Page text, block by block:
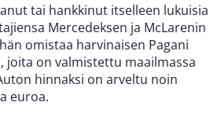
tai hankkinut itselleen lukuisia
Mercedeksen ja McLarenin
omistaa harvinaisen Pagani
joita on valmistettu maailmassa
hinnaksi on arveltu noin
euroa.